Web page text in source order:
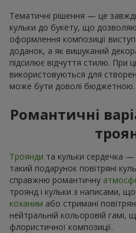
Тематичні рішення — це
кульки до букету, що
оформлення композиції
доданок, а як вишуканий
підсилює відчуття стилю. При
використовуються для
може бути доволі бюджетною.
Романтичні
Троянди та кульки сердечка
такий подарунок повітряні
справжню романтичну
троянд і кульки з написами,
коханим або стримані
нейтральній кольоровій гамі,
флористичної композиції.